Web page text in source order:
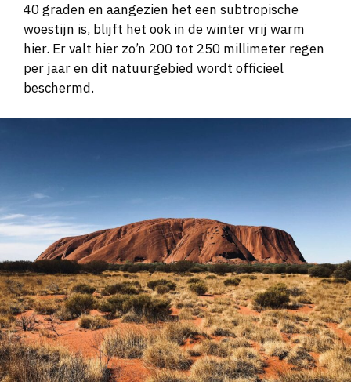
40 graden en aangezien het een subtropische
woestijn is, blijft het ook in de winter vrij warm
hier. Er valt hier zo’n 200 tot 250 millimeter regen
per jaar en dit natuurgebied wordt officieel
beschermd.